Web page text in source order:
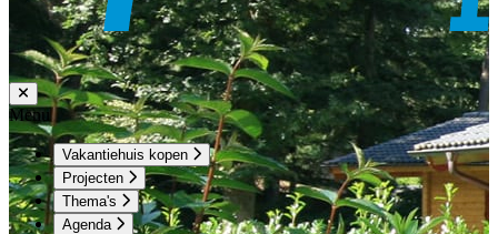
Menu
Vakantiehuis kopen
Projecten
Thema's
Agenda